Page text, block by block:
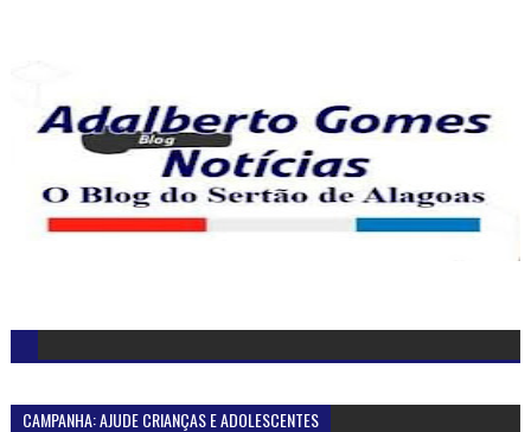
CAMPANHA: AJUDE CRIANÇAS E ADOLESCENTES